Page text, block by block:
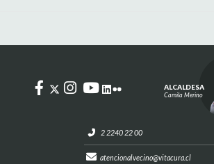
2 2240 22 00
atencionalvecino@vitacura.cl
ALCALDESA
Camila Merino